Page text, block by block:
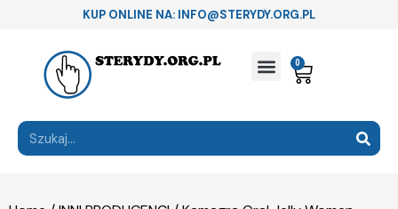
KUP ONLINE NA: INFO@STERYDY.ORG.PL
0